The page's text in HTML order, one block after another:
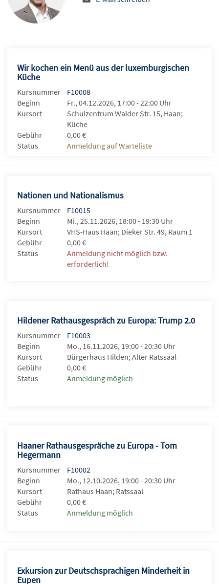
Wir kochen ein Menü aus der luxemburgischen
Küche
Kursnummer
F10008
Beginn
Fr., 04.12.2026, 17:00 - 22:00 Uhr
Kursort
Schulzentrum Walder Str. 15, Haan;
Küche
Gebühr
0,00 €
Status
Anmeldung auf Warteliste
Nationen und Nationalismus
Kursnummer
F10015
Beginn
Mi., 25.11.2026, 18:00 - 19:30 Uhr
Kursort
VHS-Haus Haan; Dieker Str. 49, Raum 1
Gebühr
0,00 €
Status
Anmeldung nicht möglich bzw.
erforderlich!
Hildener Rathausgespräch zu Europa: Trump 2.0
Kursnummer
F10003
Beginn
Mo., 16.11.2026, 19:00 - 20:30 Uhr
Kursort
Bürgerhaus Hilden; Alter Ratssaal
Gebühr
0,00 €
Status
Anmeldung möglich
Haaner Rathausgespräche zu Europa - Tom
Hegermann
Kursnummer
F10002
Beginn
Mo., 12.10.2026, 19:00 - 20:30 Uhr
Kursort
Rathaus Haan; Ratssaal
Gebühr
0,00 €
Status
Anmeldung möglich
Exkursion zur Deutschsprachigen Minderheit in
Eupen